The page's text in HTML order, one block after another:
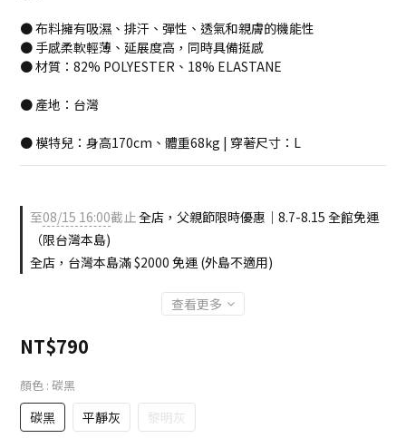
● 布料擁有吸濕、排汗、彈性、透氣和親膚的機能性
● 手感柔軟輕薄、延展度高，同時具備挺感
● 材質：82% POLYESTER、18% ELASTANE
● 產地：台灣
● 模特兒：身高170cm、體重68kg | 穿著尺寸：L
至08/15 16:00截止全店，父親節限時優惠｜8.7-8.15 全館免運
（限台灣本島)
全店，台灣本島滿 $2000 免運 (外島不適用)
查看更多
NT$790
顏色 : 碳黑
碳黑 平靜灰 黎明灰